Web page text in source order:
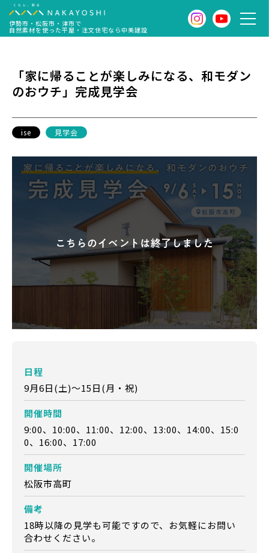
伊勢市・松阪市・津市で
自然素材を使った平屋・注文住宅なら中美建設
「家に帰ることが楽しみになる、和モダン
のおウチ」完成見学会
ise 見学会
日程
9月6日(土)～15日(月・祝)
開催時間
9:00、10:00、11:00、12:00、13:00、14:00、15:0
0、16:00、17:00
開催場所
松阪市高町
備考
18時以降の見学も可能ですので、お気軽にお問い
合わせください。